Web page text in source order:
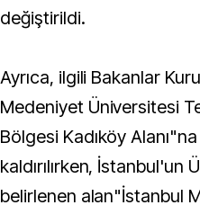
değiştirildi.
Ayrıca, ilgili Bakanlar
Medeniyet Üniversitesi
Bölgesi Kadıköy
kaldırılırken,
belirlenen alan"İstanbul